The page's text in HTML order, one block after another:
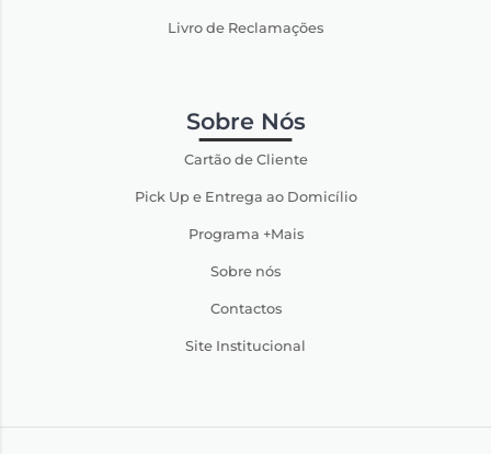
Livro de Reclamações
Sobre Nós
Cartão de Cliente
Pick Up e Entrega ao Domicílio
Programa +Mais
Sobre nós
Contactos
Site Institucional